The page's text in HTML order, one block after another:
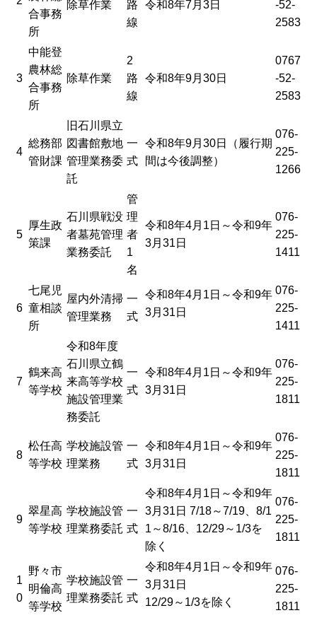
合事務
所
除草作業
路
線
令和8年7月3日
-52-
2583
3
中能登
農林総
合事務
所
除草作業
2
路
線
令和8年9月30日
0767
-52-
2583
4
総務部
管財課
旧石川県立
図書館敷地
管理業務委
託
一
式
令和8年9月30日（履行期
間は今後調整）
076-
225-
1266
5
厚生政
策課
石川県戦没
者墓苑管理
業務委託
管
理
者
1
名
令和8年4月1日～令和9年
3月31日
076-
225-
1411
6
七尾児
童相談
所
屋内外清掃
管理業務
一
式
令和8年4月1日～令和9年
3月31日
076-
225-
1411
7
鶴来高
等学校
令和8年度
石川県立鶴
来高等学校
施設管理業
務委託
一
式
令和8年4月1日～令和9年
3月31日
076-
225-
1811
8
松任高
等学校
学校施設管
理業務
一
式
令和8年4月1日～令和9年
3月31日
076-
225-
1811
9
翠星高
等学校
学校施設管
理業務委託
一
式
令和8年4月1日～令和9年
3月31日 7/18～7/19、8/1
1～8/16、12/29～1/3を
除く
076-
225-
1811
1
0
野々市
明倫高
等学校
学校施設管
理業務委託
一
式
令和8年4月1日～令和9年
3月31日
12/29～1/3を除く
076-
225-
1811